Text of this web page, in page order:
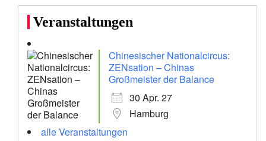
Veranstaltungen
Chinesischer Nationalcircus:
ZENsation – Chinas
Großmeister der Balance
30 Apr. 27
Hamburg
alle Veranstaltungen